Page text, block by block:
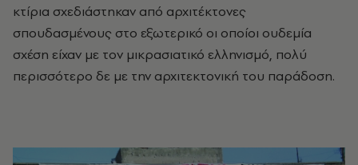
κτίρια σχεδιάστηκαν από αρχιτέκτονες
σπουδασμένους στο εξωτερικό οι οποίοι ουδεμία
σχέση είχαν με τον μικρασιατικό ελληνισμό, πολύ
περισσότερο δε με την αρχιτεκτονική του παράδοση.